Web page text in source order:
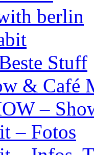
berlin
Stuff
& Café
–
– Fotos